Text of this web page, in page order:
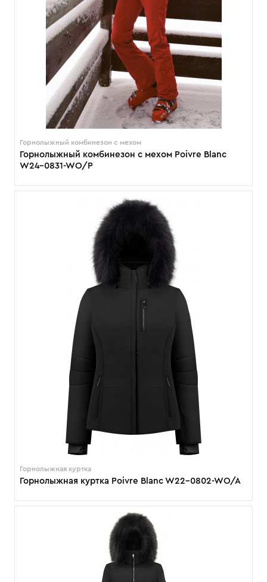
Горнолыжный комбинезон с мехом
Горнолыжный комбинезон с мехом Poivre Blanc
W24-0831-WO/P
Горнолыжная куртка
Горнолыжная куртка Poivre Blanc W22-0802-WO/A